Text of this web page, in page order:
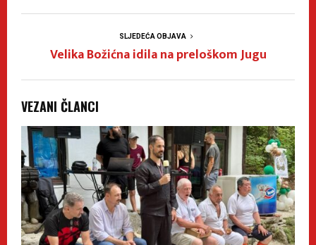
SLJEDEĆA OBJAVA
Velika Božićna idila na preloškom Jugu
VEZANI ČLANCI